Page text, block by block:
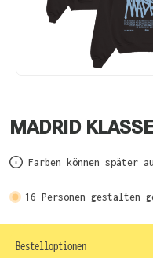
MADRID
Farben können später
16 Personen gestalten
Bestelloptionen